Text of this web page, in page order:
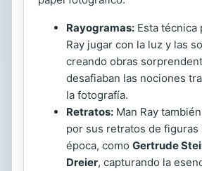
Rayogramas: Esta técnica
Ray jugar con la luz y las
creando obras
desafiaban las nociones
la fotografía.
Retratos: Man Ray
por sus retratos de figuras
época, como Gertrude
Dreier, capturando la